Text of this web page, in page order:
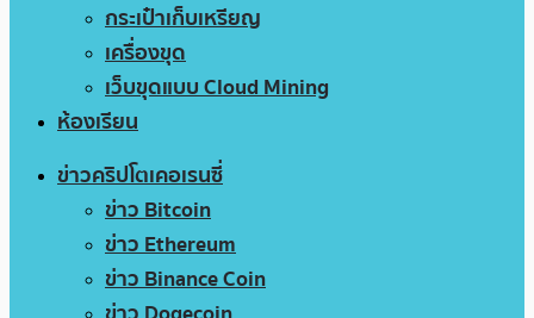
กระเป๋าเก็บเหรียญ
เครื่องขุด
เว็บขุดแบบ Cloud Mining
ห้องเรียน
ข่าวคริปโตเคอเรนซี่
ข่าว Bitcoin
ข่าว Ethereum
ข่าว Binance Coin